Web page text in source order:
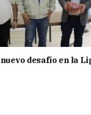
desafío en la